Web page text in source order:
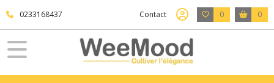
0233168437 Contact 0 0